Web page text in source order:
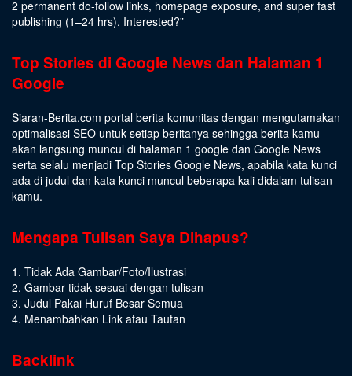
2 permanent do-follow links, homepage exposure, and super fast
publishing (1–24 hrs). Interested?”
Top Stories di Google News dan Halaman 1
Google
Siaran-Berita.com portal berita komunitas dengan mengutamakan
optimalisasi SEO untuk setiap beritanya sehingga berita kamu
akan langsung muncul di halaman 1 google dan Google News
serta selalu menjadi Top Stories Google News, apabila kata kunci
ada di judul dan kata kunci muncul beberapa kali didalam tulisan
kamu.
Mengapa Tulisan Saya Dihapus?
1. Tidak Ada Gambar/Foto/Ilustrasi
2. Gambar tidak sesuai dengan tulisan
3. Judul Pakai Huruf Besar Semua
4. Menambahkan Link atau Tautan
Backlink